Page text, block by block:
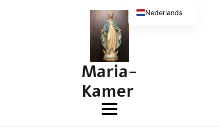
Maria-
Kamer
Nederlands